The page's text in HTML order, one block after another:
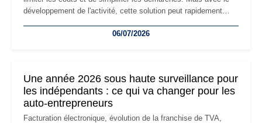
développement de l'activité, cette solution peut rapidement
professionnels, recrutement, image de marque… Le
06/07/2026
Une année 2026 sous haute surveillance pour
les indépendants : ce qui va changer pour les
auto-entrepreneurs
Facturation électronique, évolution de la franchise de TVA,